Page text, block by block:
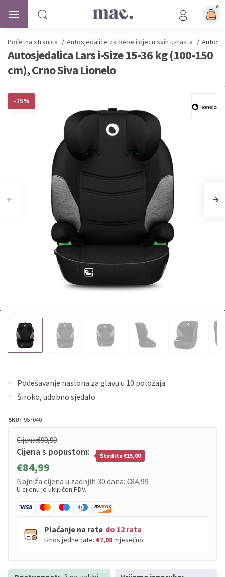
0
Početna stranica / Autosjedalice za bebe i djecu svih uzrasta /
Autosjedalica Lars i-Size 15-36 kg (100-150
cm), Crno Siva Lionelo
-15%
Podešavanje naslona za glavu u 10 položaja
Široko, udobno sjedalo
SKU: 957040
Cijena:€99,99
Cijena s popustom:
€84,99
Štedite €15,00
Najniža cijena u zadnjih 30 dana: €84,99
U cijenu je uključen PDV.
Plaćanje na rate do 12 rata
Iznos jedne rate: €7,08mjesečno